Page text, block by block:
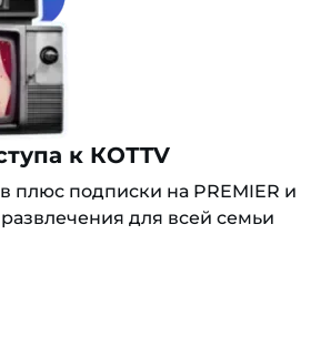
к КОТTV
плюс подписки на PREMIER и
развлечения для всей семьи